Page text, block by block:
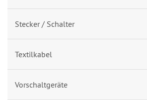
Stecker / Schalter
Textilkabel
Vorschaltgeräte